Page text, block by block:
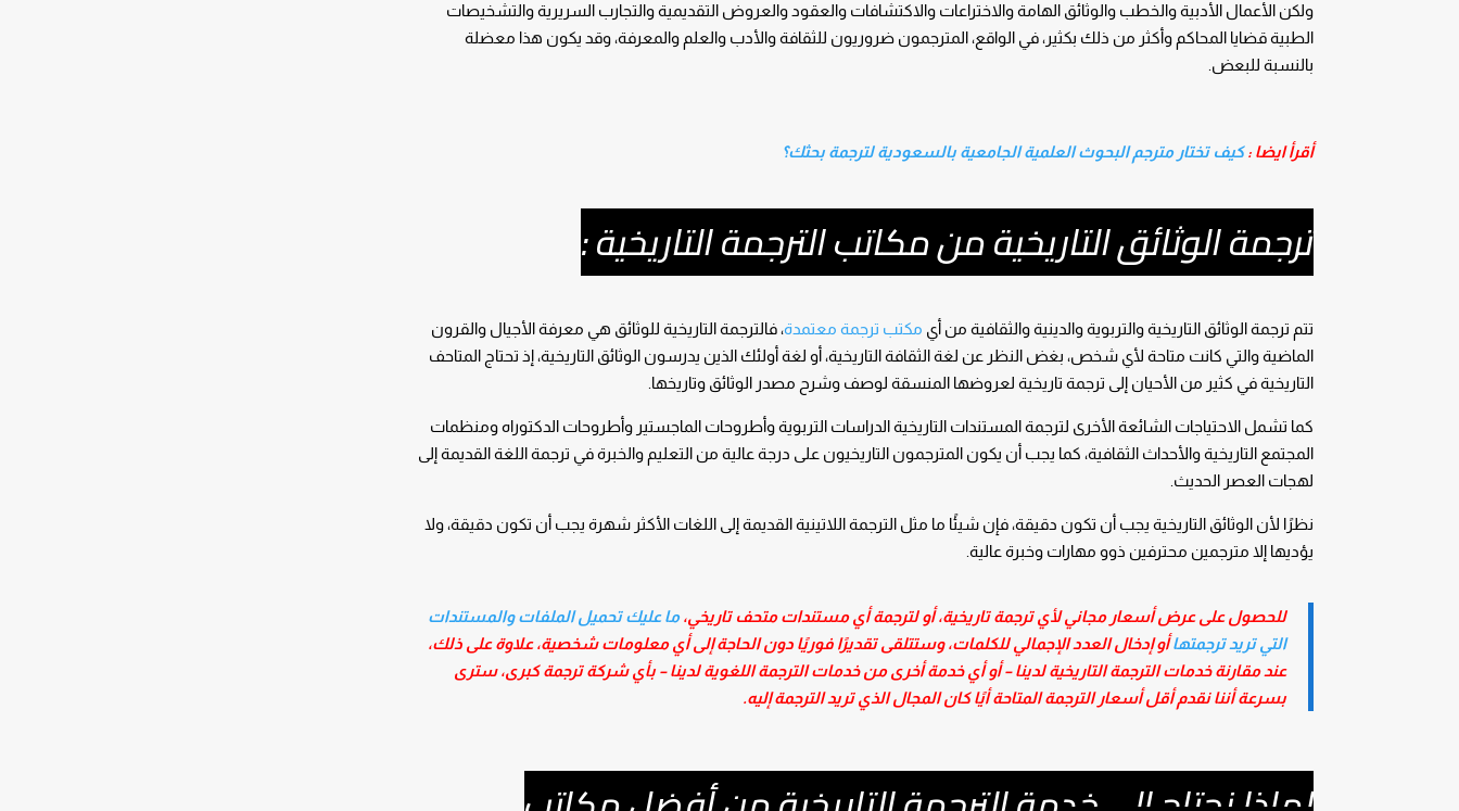
ولكن الأعمال الأدبية والخطب والوثائق الهامة والاختراعات والاكتشافات والعقود والعروض التقديمية والتجارب السريرية والتشخيصات
الطبية قضايا المحاكم وأكثر من ذلك بكثير، في الواقع، المترجمون ضروريون للثقافة والأدب والعلم والمعرفة، وقد يكون هذا معضلة
بالنسبة للبعض.
أقرأ ايضا :كيف تختار مترجم البحوث العلمية الجامعية بالسعودية لترجمة بحثك؟
ترجمة الوثائق التاريخية من مكاتب الترجمة التاريخية :
تتم ترجمة الوثائق التاريخية والتربوية والدينية والثقافية من أي مكتب ترجمة معتمدة، فالترجمة التاريخية للوثائق هي معرفة الأجيال والقرون
الماضية والتي كانت متاحة لأي شخص، بغض النظر عن لغة الثقافة التاريخية، أو لغة أولئك الذين يدرسون الوثائق التاريخية، إذ تحتاج المتاحف
التاريخية في كثير من الأحيان إلى ترجمة تاريخية لعروضها المنسقة لوصف وشرح مصدر الوثائق وتاريخها.
كما تشمل الاحتياجات الشائعة الأخرى لترجمة المستندات التاريخية الدراسات التربوية وأطروحات الماجستير وأطروحات الدكتوراه ومنظمات
المجتمع التاريخية والأحداث الثقافية، كما يجب أن يكون المترجمون التاريخيون على درجة عالية من التعليم والخبرة في ترجمة اللغة القديمة إلى
لهجات العصر الحديث.
نظرًا لأن الوثائق التاريخية يجب أن تكون دقيقة، فإن شيئًا ما مثل الترجمة اللاتينية القديمة إلى اللغات الأكثر شهرة يجب أن تكون دقيقة، ولا
يؤديها إلا مترجمين محترفين ذوو مهارات وخبرة عالية.
للحصول على عرض أسعار مجاني لأي ترجمة تاريخية، أو لترجمة أي مستندات متحف تاريخي،ما عليك تحميل الملفات والمستندات
التي تريد ترجمتهاأو إدخال العدد الإجمالي للكلمات، وستتلقى تقديرًا فوريًا دون الحاجة إلى أي معلومات شخصية، علاوة على ذلك،
عند مقارنة خدمات الترجمة التاريخية لدينا – أو أي خدمة أخرى من خدمات الترجمة اللغوية لدينا – بأي شركة ترجمة كبرى، سترى
بسرعة أننا نقدم أقل أسعار الترجمة المتاحة أيًا كان المجال الذي تريد الترجمة إليه.